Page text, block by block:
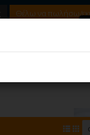
Θέλω να πωλήσω/